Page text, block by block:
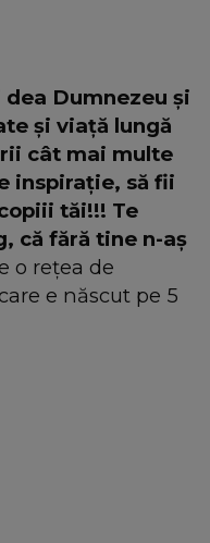
Dumnezeu și
și viață lungă
cât mai multe
inspirație, să fii
tăi!!! Te
că fără tine n-aș
o rețea de
e născut pe 5